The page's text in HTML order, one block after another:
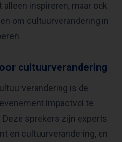
inspireren, maar ook
om cultuurverandering in
cultuurverandering
is de
impactvol te
sprekers zijn experts
en cultuurverandering, en